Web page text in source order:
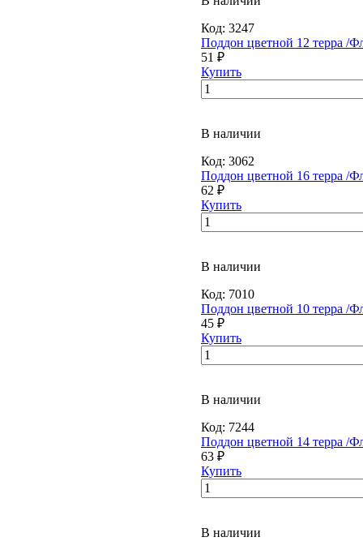
Код: 3247
Поддон цветной 12 терра /
51 ₽
Купить
В наличии
Код: 3062
Поддон цветной 16 терра /
62 ₽
Купить
В наличии
Код: 7010
Поддон цветной 10 терра /
45 ₽
Купить
В наличии
Код: 7244
Поддон цветной 14 терра /
63 ₽
Купить
В наличии